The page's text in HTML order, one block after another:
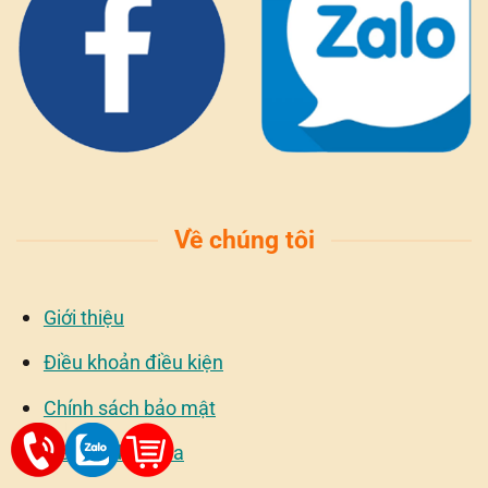
Về chúng tôi
Giới thiệu
Điều khoản điều kiện
Chính sách bảo mật
Liên hệ đặt mua